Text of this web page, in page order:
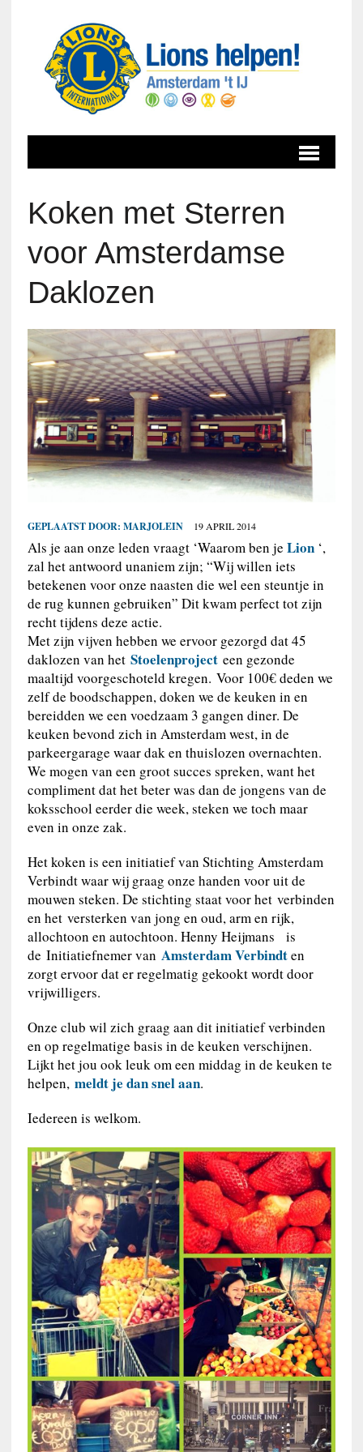
Koken met Sterren
voor Amsterdamse
Daklozen
GEPLAATST DOOR: MARJOLEIN 19 APRIL 2014
Als je aan onze leden vraagt ‘Waarom ben je Lion‘,
zal het antwoord unaniem zijn; “Wij willen iets
betekenen voor onze naasten die wel een steuntje in
de rug kunnen gebruiken” Dit kwam perfect tot zijn
recht tijdens deze actie.
Met zijn vijven hebben we ervoor gezorgd dat 45
daklozen van het Stoelenprojecteen gezonde
maaltijd voorgeschoteld kregen. Voor 100€ deden we
zelf de boodschappen, doken we de keuken in en
bereidden we een voedzaam 3 gangen diner. De
keuken bevond zich in Amsterdam west, in de
parkeergarage waar dak en thuislozen overnachten.
We mogen van een groot succes spreken, want het
compliment dat het beter was dan de jongens van de
koksschool eerder die week, steken we toch maar
even in onze zak.
Het koken is een initiatief van Stichting Amsterdam
Verbindt waar wij graag onze handen voor uit de
mouwen steken. De stichting staat voor het verbinden
en het versterken van jong en oud, arm en rijk,
allochtoon en autochtoon. Henny Heijmans is
de Initiatiefnemer van Amsterdam Verbindten
zorgt ervoor dat er regelmatig gekookt wordt door
vrijwilligers.
Onze club wil zich graag aan dit initiatief verbinden
en op regelmatige basis in de keuken verschijnen.
Lijkt het jou ook leuk om een middag in de keuken te
helpen, meldt je dan snel aan.
Iedereen is welkom.